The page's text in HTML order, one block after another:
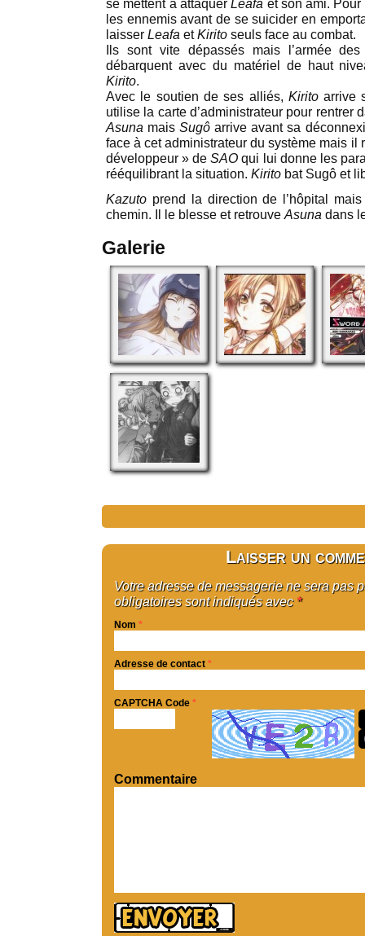
se mettent à attaquerLeafa et son ami.
les ennemis avant de se suicider en
laisser Leafa etKirito seuls face au combat.
Ils sont vite dépassés mais l’armée
débarquent avec du matériel de haut
Kirito.
Avec le soutien de ses alliés, Kiritoarrive
utilise la carte d’administrateur pour rentrer
Asuna maisSugô arrive avant sa
face à cet administrateur du système mais il
développeur » deSAO qui lui donne les
rééquilibrant la situation. Kirito bat Sugô et
Kazuto prend la direction de l’hôpital
chemin. Il le blesse et retrouve Asuna dans
Galerie
Laisser un
Votre adresse de messagerie ne sera pas
obligatoires sont indiqués avec *
Nom *
Adresse de contact *
CAPTCHA Code *
Commentaire